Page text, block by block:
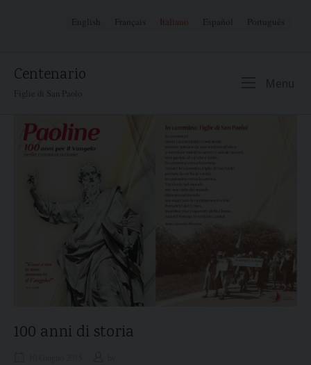
English Français Italiano Español Português
Centenario
Figlie di San Paolo
100 anni di storia